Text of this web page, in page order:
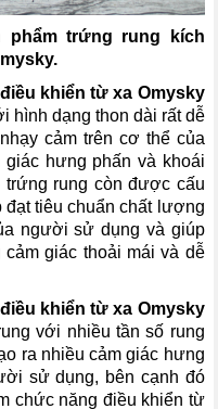
phẩm trứng rung kích
.
khiển từ xa Omysky
hình dạng thon dài rất dễ
cảm trên cơ thể của
hưng phấn và khoái
rung còn được cấu
đạt tiêu chuẩn chất lượng
người sử dụng và giúp
giác thoải mái và dễ
khiển từ xa Omysky
với nhiều tần số rung
ra nhiều cảm giác hưng
sử dụng, bên cạnh đó
chức năng điều khiển từ